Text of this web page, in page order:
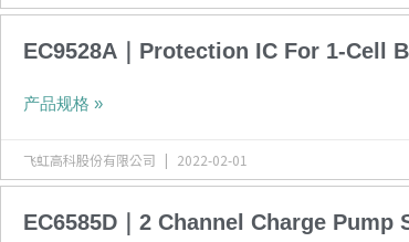
EC9528A｜Protection IC For 1-Cell
产品规格 »
飞虹高科股份有限公司 2022-02-01
EC6585D｜2 Channel Charge Pump